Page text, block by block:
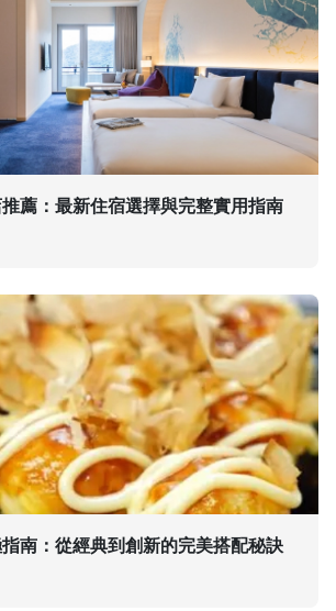
薦：最新住宿選擇與完整實用指南
南：從經典到創新的完美搭配秘訣